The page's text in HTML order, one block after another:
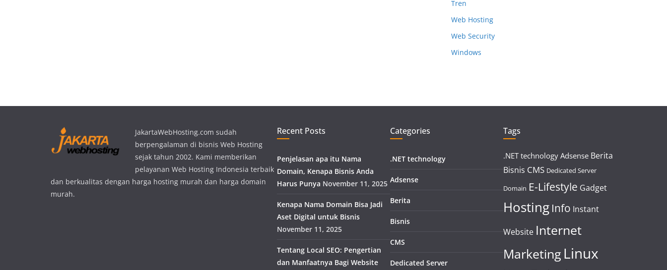
Tren
Web Hosting
Web Security
Windows
JakartaWebHosting.com sudah
berpengalaman di bisnis Web Hosting
sejak tahun 2002. Kami memberikan
pelayanan Web Hosting Indonesia terbaik
dan berkualitas dengan harga hosting murah dan harga domain
murah.
Recent Posts
Penjelasan apa itu Nama
Domain, Kenapa Bisnis Anda
Harus Punya November 11, 2025
Kenapa Nama Domain Bisa Jadi
Aset Digital untuk Bisnis
November 11, 2025
Tentang Local SEO: Pengertian
dan Manfaatnya Bagi Website
Categories
.NET technology
Adsense
Berita
Bisnis
CMS
Dedicated Server
Tags
.NET technology Adsense Berita
Bisnis CMS Dedicated Server
Domain E-Lifestyle Gadget
Hosting Info Instant
Website Internet
Marketing Linux